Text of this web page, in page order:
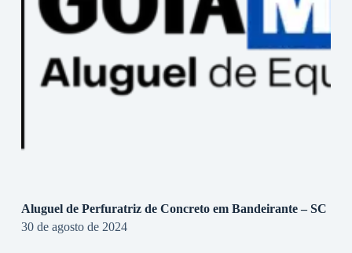
Aluguel de Perfuratriz de Concreto em Bandeirante – SC
30 de agosto de 2024